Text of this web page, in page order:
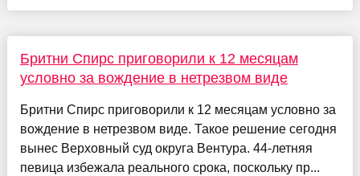
Бритни Спирс приговорили к 12 месяцам
условно за вождение в нетрезвом виде
Бритни Спирс приговорили к 12 месяцам условно за
вождение в нетрезвом виде. Такое решение сегодня
вынес Верховный суд округа Вентура. 44-летняя
певица избежала реального срока, поскольку пр...